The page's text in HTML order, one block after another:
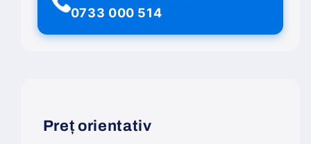
0733 000 514
Preț orientativ